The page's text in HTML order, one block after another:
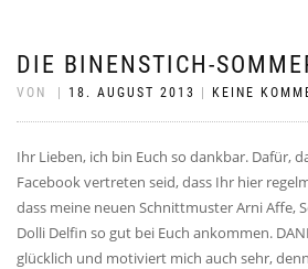
DIE BINENSTICH-
VON 18. AUGUST 2013 KEINE
Ihr Lieben, ich bin Euch so dankbar. Dafür,
Facebook vertreten seid, dass Ihr hier
dass meine neuen Schnittmuster Arni Affe,
Dolli Delfin so gut bei Euch ankommen.
glücklich und motiviert mich auch sehr,